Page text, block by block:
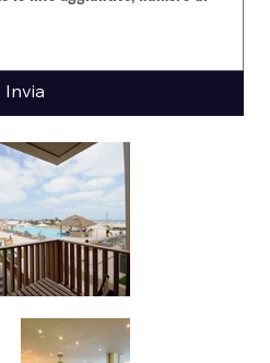
Invia